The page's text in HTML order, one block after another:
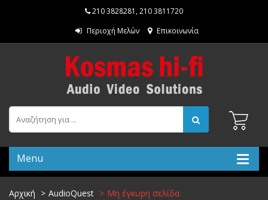
210 3828281 ,210 3811720
Περιοχή Μελών
Επικοινωνία
Menu
Αρχική AudioQuest Μη έγκυρη σελίδα